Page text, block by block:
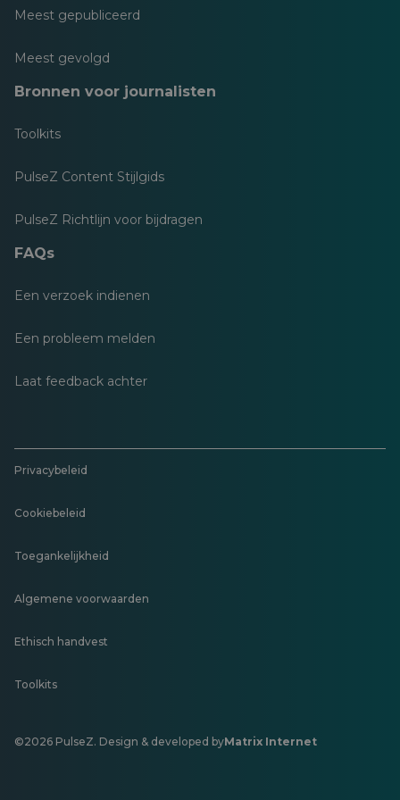
Meest gepubliceerd
Meest gevolgd
Bronnen voor journalisten
Toolkits
PulseZ Content Stijlgids
PulseZ Richtlijn voor bijdragen
FAQs
Een verzoek indienen
Een probleem melden
Laat feedback achter
Privacybeleid
Cookiebeleid
Toegankelijkheid
Algemene voorwaarden
Ethisch handvest
Toolkits
©2026 PulseZ. Design & developed byMatrix Internet
Opent